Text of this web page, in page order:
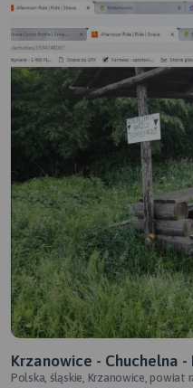
Krzanowice - Chuchelna
Ściborzyce Wielkie -
Polska, śląskie, Krzanowice, powiat